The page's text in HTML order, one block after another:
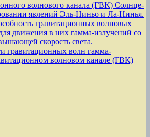
волнового канала (ГВК) Солнце-
явлений Эль-Ниньо и Ла-Нинья.
гравитационных волновых
движения в них гамма-излучений со
скорость света.
гравитационных волн гамма-
волновом канале (ГВК)